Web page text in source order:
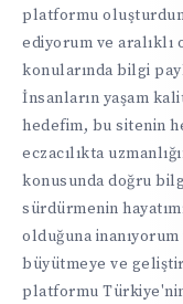
platformu
ediyorum ve aralıklı
konularında bilgi
İnsanların yaşam
hedefim, bu sitenin
eczacılıkta
konusunda doğru
sürdürmenin
olduğuna
büyütmeye ve
platformu